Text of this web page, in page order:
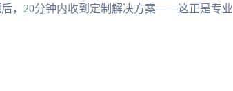
，20分钟内收到定制解决方案——这正是专业